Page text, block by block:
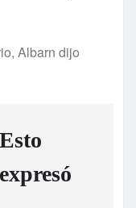
Albarn dijo